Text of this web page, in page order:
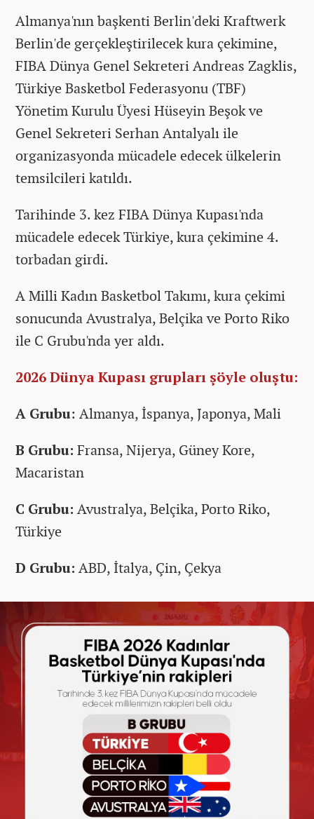
Almanya'nın başkenti Berlin'deki Kraftwerk
Berlin'de gerçekleştirilecek kura çekimine,
FIBA Dünya Genel Sekreteri Andreas Zagklis,
Türkiye Basketbol Federasyonu (TBF)
Yönetim Kurulu Üyesi Hüseyin Beşok ve
Genel Sekreteri Serhan Antalyalı ile
organizasyonda mücadele edecek ülkelerin
temsilcileri katıldı.
Tarihinde 3. kez FIBA Dünya Kupası'nda
mücadele edecek Türkiye, kura çekimine 4.
torbadan girdi.
A Milli Kadın Basketbol Takımı, kura çekimi
sonucunda Avustralya, Belçika ve Porto Riko
ile C Grubu'nda yer aldı.
2026 Dünya Kupası grupları şöyle oluştu:
A Grubu: Almanya, İspanya, Japonya, Mali
B Grubu: Fransa, Nijerya, Güney Kore,
Macaristan
C Grubu: Avustralya, Belçika, Porto Riko,
Türkiye
D Grubu: ABD, İtalya, Çin, Çekya